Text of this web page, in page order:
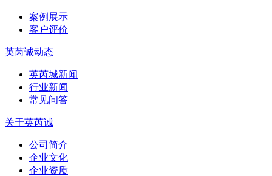
案例展示
客户评价
英芮诚动态
英芮城新闻
行业新闻
常见问答
关于英芮诚
公司简介
企业文化
企业资质